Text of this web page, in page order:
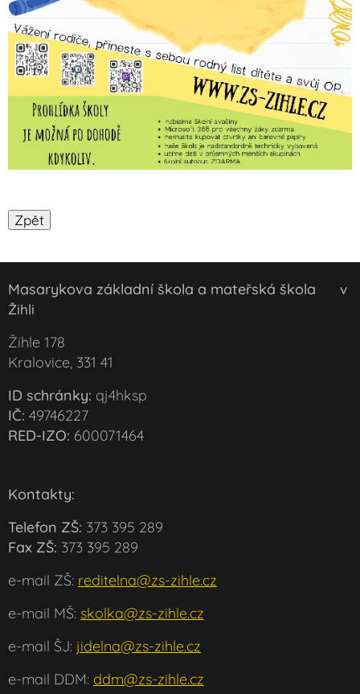
Masarykova základní škola a mateřská škola v
Žihli
Žihle 178
Kralovice, 331 41
ID schránky: qj4hksp
IČ: 49746227
RED-IZO: 600071464
Kontakty:
Telefon ZŠ: 373 395 289
Fax ZŠ: 373 395 289
e-mail ZŠ: reditelna@zs-zihle.cz
e-mail MŠ: skolka@zs-zihle.cz
e-mail ŠJ: jidelna@zs-zihle.cz
e-mail DDM: ddm@zs-zihle.cz